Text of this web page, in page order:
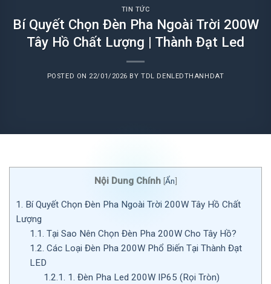
TIN TỨC
Bí Quyết Chọn Đèn Pha Ngoài Trời 200W
Tây Hồ Chất Lượng | Thành Đạt Led
POSTED ON 22/01/2026 BYTDL DENLEDTHANHDAT
Nội Dung Chính [Ẩn]
1. Bí Quyết Chọn Đèn Pha Ngoài Trời 200W Tây Hồ Chất
Lượng
1.1. Tại Sao Nên Chọn Đèn Pha 200W Cho Tây Hồ?
1.2. Các Loại Đèn Pha 200W Phổ Biến Tại Thành Đạt
LED
1.2.1. 1. Đèn Pha Led 200W IP65 (Rọi Tròn)